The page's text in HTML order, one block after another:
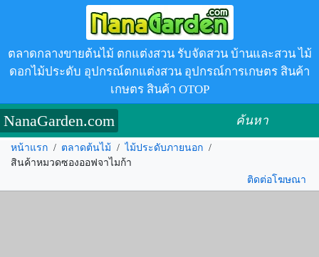
ตลาดกลางขายต้นไม้ ตกแต่งสวน รับจัดสวน บ้านและสวน ไม้
ดอกไม้ประดับ อุปกรณ์ตกแต่งสวน อุปกรณ์การเกษตร สินค้า
เกษตร สินค้า OTOP
NanaGarden.com ค้นหา
หน้าแรก / ตลาดต้นไม้ / ไม้ประดับภายนอก /
สินค้าหมวดซองออฟจาไมก้า
ติดต่อโฆษณา